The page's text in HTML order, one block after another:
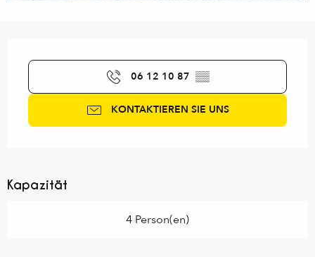
06 12 10 87 ▒▒
KONTAKTIEREN SIE UNS
Kapazität
4 Person(en)